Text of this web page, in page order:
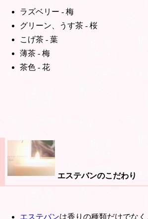
ラズベリー - 梅
グリーン、うす茶 - 桜
こげ茶 - 葉
薄茶 - 梅
茶色 - 花
エステバンのこだわり
エステバンは香りの種類だけでな